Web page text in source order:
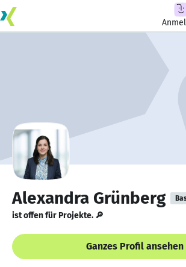
Alexandra Grünberg
ist offen für Projekte. 🔎
Ganzes Profil ansehen